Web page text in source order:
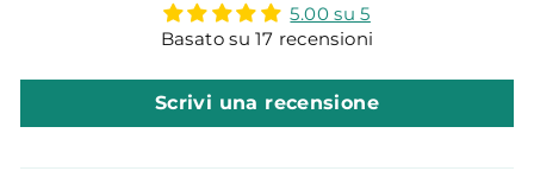
5.00 su 5
Basato su 17 recensioni
Scrivi una recensione